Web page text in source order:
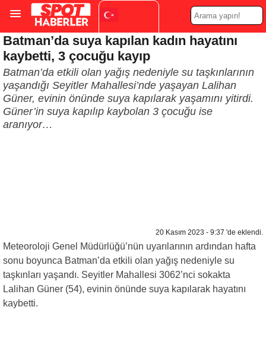
Turkish ▼
Batman’da suya kapılan kadın hayatını
kaybetti, 3 çocuğu kayıp
Batman’da etkili olan yağış nedeniyle su taşkınlarının
yaşandığı Seyitler Mahallesi’nde yaşayan Lalihan
Güner, evinin önünde suya kapılarak yaşamını yitirdi.
Güner’in suya kapılıp kaybolan 3 çocuğu ise
aranıyor…
20 Kasım 2023 - 9:37 'de eklendi.
Meteoroloji Genel Müdürlüğü’nün uyarılarının ardından hafta
sonu boyunca Batman’da etkili olan yağış nedeniyle su
taşkınları yaşandı. Seyitler Mahallesi 3062’nci sokakta
Lalihan Güner (54), evinin önünde suya kapılarak hayatını
kaybetti.